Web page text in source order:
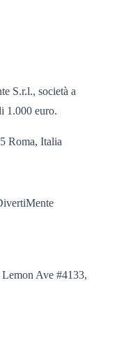
S.r.l., società a
1.000 euro.
Roma, Italia
Ave #4133,